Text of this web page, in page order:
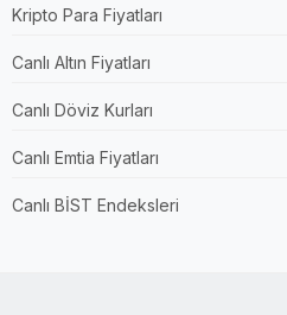
Kripto Para Fiyatları
Canlı Altın Fiyatları
Canlı Döviz Kurları
Canlı Emtia Fiyatları
Canlı BİST Endeksleri